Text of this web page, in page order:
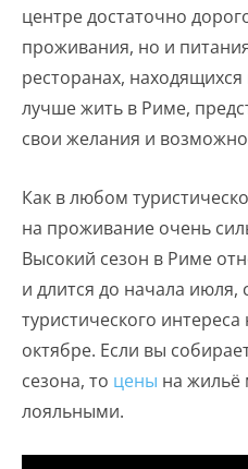
центре достаточно
проживания, но и
ресторанах,
лучше жить в Риме,
свои желания и
Как в любом
на проживание очень
Высокий сезон в Риме
и длится до начала июля,
туристического
октябре. Если вы
сезона, то цены на жильё
лояльными.